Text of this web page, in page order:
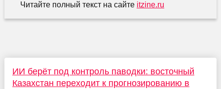
Читайте полный текст на сайте itzine.ru
ИИ берёт под контроль паводки: восточный
Казахстан переходит к прогнозированию в